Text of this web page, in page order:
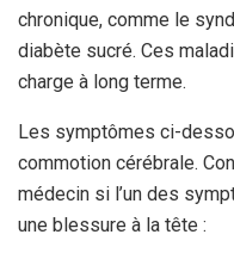
chronique, comme le
diabète sucré. Ces
charge à long terme.
Les symptômes ci-
commotion cérébrale.
médecin si l’un des
une blessure à la tête :